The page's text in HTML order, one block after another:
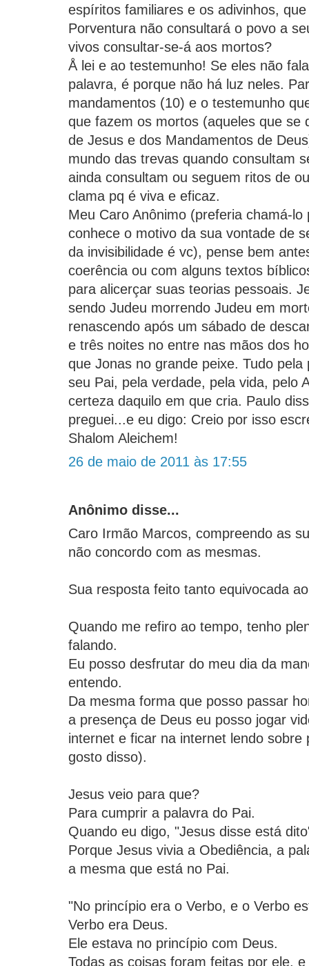
espíritos familiares e os adivinhos,
Porventura não consultará o povo a
vivos consultar-se-á aos mortos?
Å lei e ao testemunho! Se eles não
palavra, é porque não há luz neles.
mandamentos (10) e o testemunho
que fazem os mortos (aqueles que se
de Jesus e dos Mandamentos de
mundo das trevas quando consultam
ainda consultam ou seguem ritos de
clama pq é viva e eficaz.
Meu Caro Anônimo (preferia chamá-
conhece o motivo da sua vontade de
da invisibilidade é vc), pense bem
coerência ou com alguns textos
para alicerçar suas teorias pessoais.
sendo Judeu morrendo Judeu em
renascendo após um sábado de
e três noites no entre nas mãos dos
que Jonas no grande peixe. Tudo pela
seu Pai, pela verdade, pela vida, pelo
certeza daquilo em que cria. Paulo
preguei...e eu digo: Creio por isso
Shalom Aleichem!
26 de maio de 2011 às 17:55
Anônimo disse...
Caro Irmão Marcos, compreendo as
não concordo com as mesmas.
Sua resposta feito tanto equivocada
Quando me refiro ao tempo, tenho
falando.
Eu posso desfrutar do meu dia da
entendo.
Da mesma forma que posso passar
a presença de Deus eu posso jogar
internet e ficar na internet lendo sobre
gosto disso).
Jesus veio para que?
Para cumprir a palavra do Pai.
Quando eu digo, "Jesus disse está
Porque Jesus vivia a Obediência, a
a mesma que está no Pai.
"No princípio era o Verbo, e o Verbo
Verbo era Deus.
Ele estava no princípio com Deus.
Todas as coisas foram feitas por ele,